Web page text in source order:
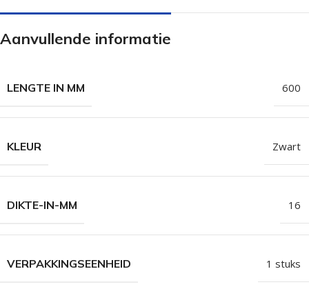
Aanvullende informatie
LENGTE IN MM 600
KLEUR Zwart
DIKTE-IN-MM 16
VERPAKKINGSEENHEID 1 stuks